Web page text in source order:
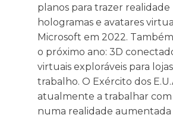
planos para trazer
hologramas e avatares
Microsoft em 2022.
o próximo ano: 3D
virtuais exploráveis para
trabalho. O Exército dos
atualmente a trabalhar com
numa realidade aumentada